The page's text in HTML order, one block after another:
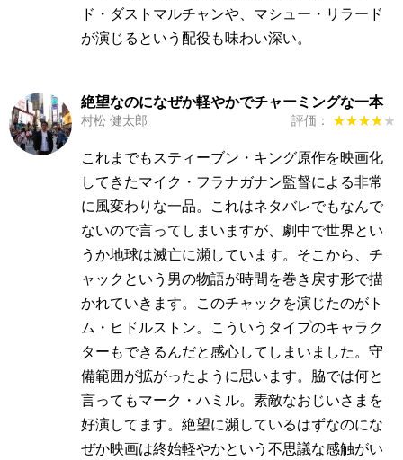
ド・ダストマルチャンや、マシュー・リラード
が演じるという配役も味わい深い。
絶望なのになぜか軽やかでチャーミングな一本
村松 健太郎 評価： ★★★★★
★★★★★
これまでもスティーブン・キング原作を映画化
してきたマイク・フラナガナン監督による非常
に風変わりな一品。これはネタバレでもなんで
ないので言ってしまいますが、劇中で世界とい
うか地球は滅亡に瀕しています。そこから、チ
ャックという男の物語が時間を巻き戻す形で描
かれていきます。このチャックを演じたのがト
ム・ヒドルストン。こういうタイプのキャラク
ターもできるんだと感心してしまいました。守
備範囲が拡がったように思います。脇では何と
言ってもマーク・ハミル。素敵なおじいさまを
好演してます。絶望に瀕しているはずなのにな
ぜか映画は終始軽やかという不思議な感触がい